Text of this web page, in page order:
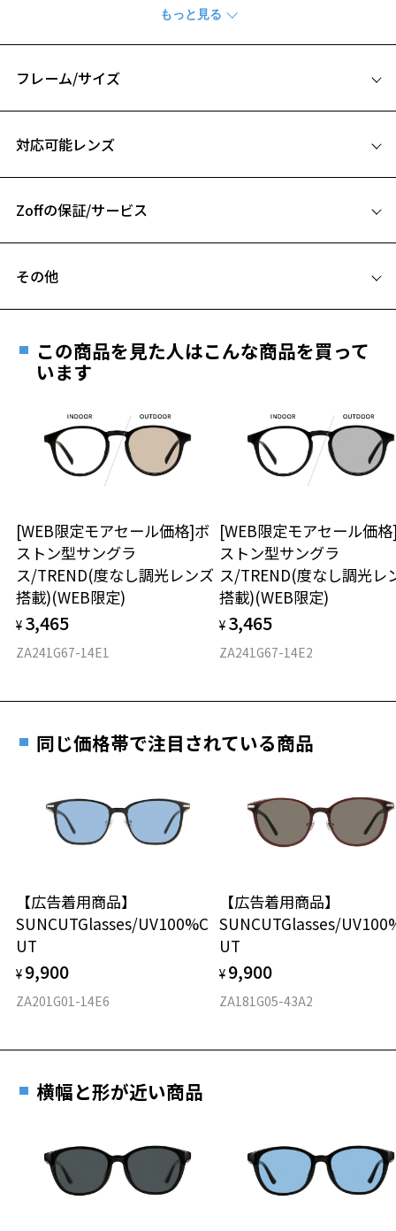
クラシックなシェイプながら、
カジュアルスタイルにも合うミニマルデザインを揃えました。
【WEB限定SUNGLASSES】
ました。
さりげなく施されたパーツや彫金が、上品で落ち着いた印象を与えま
ポイント1：メタルパーツ
ました。
印字。
ポイント3：彫金
新たに開発した2ピンの上から横線を入れた飾鋲は、ビンテージデザイ
【付属品】“Original Case with Cleaning Cloth”
オリジナルケース＆メガネ拭きセット付き（当コレクション全商品対
relumeは背伸びをしない「ちょうどよい」大人のファッションを提案
するブランドです。
カジュアルでベーシックだけど品質にはこだわったアイテムと、ちょ
っと先を行くトレンドを「relumeらしく」独自に解釈したアイテムな
どを提案します。
メンズ・レディース・ユニセックスと、全ての大人に楽しんで貰える
ように豊富なラインナップを取り揃えております。
Zoff×JOURNAL STANDARD relume ページをみる
※度付きにした場合、レンズ色、機能が変更となります。
※度付きサングラスをお求めの際は、レンズ選択画面にて度数入力
後、レンズオプションでカラーをお選びください。
レンズの材質：プラスチック(コーティング)
レンズ枠の材質：ニッケル合金(塗装)
テンプルの材質：ニッケル合金(塗装)
可視光線透過率：60%
紫外線透過率：0.1%以下 (紫外線カット率：99.9%以上)
レンズカラー：Z-AMBER_BR40F / ブラウン系
＜実店舗でサングラスまたはパッケージ商品等のレンズ交換について
をされる場合は、レンズ代金の他に3,300円(税込)の加工賃を追加で頂
戴する場合がございます。
店頭でレンズ交換をされるお客様は、商品発送から6か月以内に、ご購
入した商品本体と発送日がわかる【商品発送メール】を店頭スタッフ
フレーム/サイズ
B ブリッジ(鼻部分)の横幅：22mm
仕上がり寸法
D 仕上がりの横幅：約136mm
E 仕上がりの縦幅：約43mm
※メガネ：デモレンズを外した重さ
タイプ
材質
フロント素材：メタル
対応可能レンズ
フレームとレンズの合計料金を知りたい方へ
Zoffの保証/サービス
安心1 フレーム１年間品質保証
日または発送日より１年間修理又は交換させて頂
きます。
※保証期間内に交換が行われた場合、保証期間は初期の期間から
延長されません。
安心2 視力測定無料
視力の変化を早めに発見するために、定期的な視
力測定をおすすめいたします。
安心3 かかり具合調整無料
その他
ご希望のお客さまは、「レンズ交換券」をお選びのうえ、
最寄りのZoff実店舗にてレンズをお買い求めください。
※サングラスやパッケージ品では「レンズ交換券」はお選び
談ください。
オンラインストアでフレームのみ購入して、
実店舗で度付きにできます
ご購入時に「レンズ交換券」をお選びいただくと、実店舗で
度数を測定のうえ、度付きレンズ（標準セットレンズ）へ無
料交換いただけます。
詳しくはこちら
その際は記入用紙をダウンロードしてお使いください。
この商品を見た人はこんな商品を買って
います
[WEB限定モアセール価格]ボ
ストン型サングラ
ス/TREND(度なし調光レンズ
搭載)(WEB限定)
¥ 3,465
ZA241G67-14E1
[WEB限定モアセール価
ストン型サングラ
ス/TREND(度なし調光レ
搭載)(WEB限定)
¥ 3,465
ZA241G67-14E2
同じ価格帯で注目されている商品
【広告着用商品】
SUNCUTGlasses/UV100%C
UT
¥ 9,900
ZA201G01-14E6
【広告着用商品】
SUNCUTGlasses/
UT
¥ 9,900
ZA181G05-43A2
横幅と形が近い商品